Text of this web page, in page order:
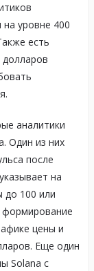
уровне 400
есть
аналитики
Один из них
после
на
до 100 или
формирование
цены и
Еще один
Solana с